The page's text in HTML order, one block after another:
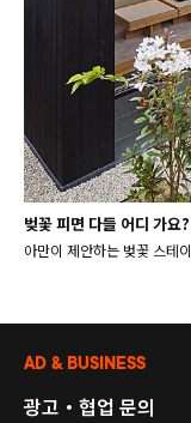
벚꽃 피면 다들 어디 가요?
아만이 제안하는 벚꽃 스테이
AD & BUSINESS
광고・협업 문의